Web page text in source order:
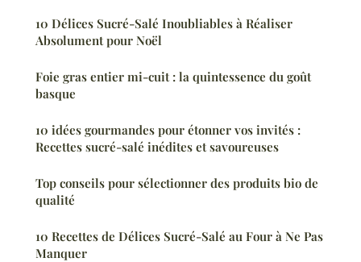
10 Délices Sucré-Salé Inoubliables à Réaliser
Absolument pour Noël
Foie gras entier mi-cuit : la quintessence du goût
basque
10 idées gourmandes pour étonner vos invités :
Recettes sucré-salé inédites et savoureuses
Top conseils pour sélectionner des produits bio de
qualité
10 Recettes de Délices Sucré-Salé au Four à Ne Pas
Manquer